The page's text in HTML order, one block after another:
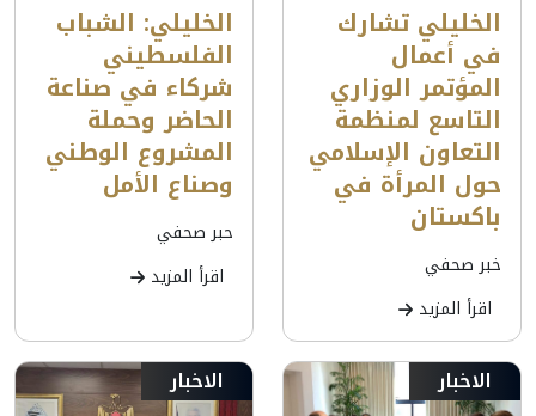
الخليلي تشارك
في أعمال
المؤتمر الوزاري
التاسع لمنظمة
التعاون الإسلامي
حول المرأة في
باكستان
خبر صحفي
اقرأ المزيد
الخليلي: الشباب
الفلسطيني
شركاء في صناعة
الحاضر وحملة
المشروع الوطني
وصناع الأمل
حبر صحفي
اقرأ المزيد
الاخبار الاخبار